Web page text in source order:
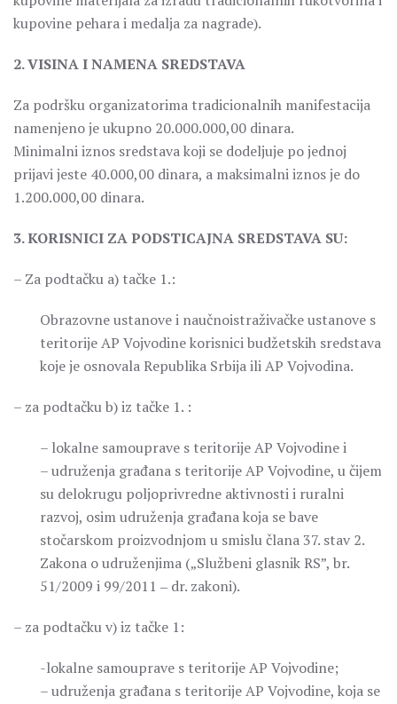
kupovine pehara i medalja za nagrade).
2. VISINA I NAMENA SREDSTAVA
Za podršku organizatorima tradicionalnih manifestacija
namenjeno je ukupno 20.000.000,00 dinara.
Minimalni iznos sredstava koji se dodeljuje po jednoj
prijavi jeste 40.000,00 dinara, a maksimalni iznos je do
1.200.000,00 dinara.
3. KORISNICI ZA PODSTICAJNA SREDSTAVA SU:
– Za podtačku a) tačke 1.:
Obrazovne ustanove i naučnoistraživačke ustanove s
teritorije AP Vojvodine korisnici budžetskih sredstava
koje je osnovala Republika Srbija ili AP Vojvodina.
– za podtačku b) iz tačke 1. :
– lokalne samouprave s teritorije AP Vojvodine i
– udruženja građana s teritorije AP Vojvodine, u čijem
su delokrugu poljoprivredne aktivnosti i ruralni
razvoj, osim udruženja građana koja se bave
stočarskom proizvodnjom u smislu člana 37. stav 2.
Zakona o udruženjima („Službeni glasnik RS”, br.
51/2009 i 99/2011 ‒ dr. zakoni).
– za podtačku v) iz tačke 1:
-lokalne samouprave s teritorije AP Vojvodine;
– udruženja građana s teritorije AP Vojvodine, koja se